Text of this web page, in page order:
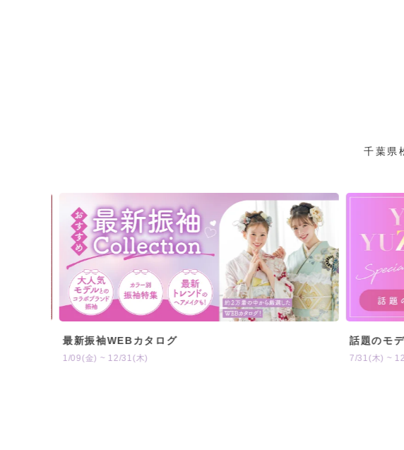
千葉県
最新振袖WEBカタログ
1/09(金) ~ 12/31(木)
話題のモ
7/31(木) ~